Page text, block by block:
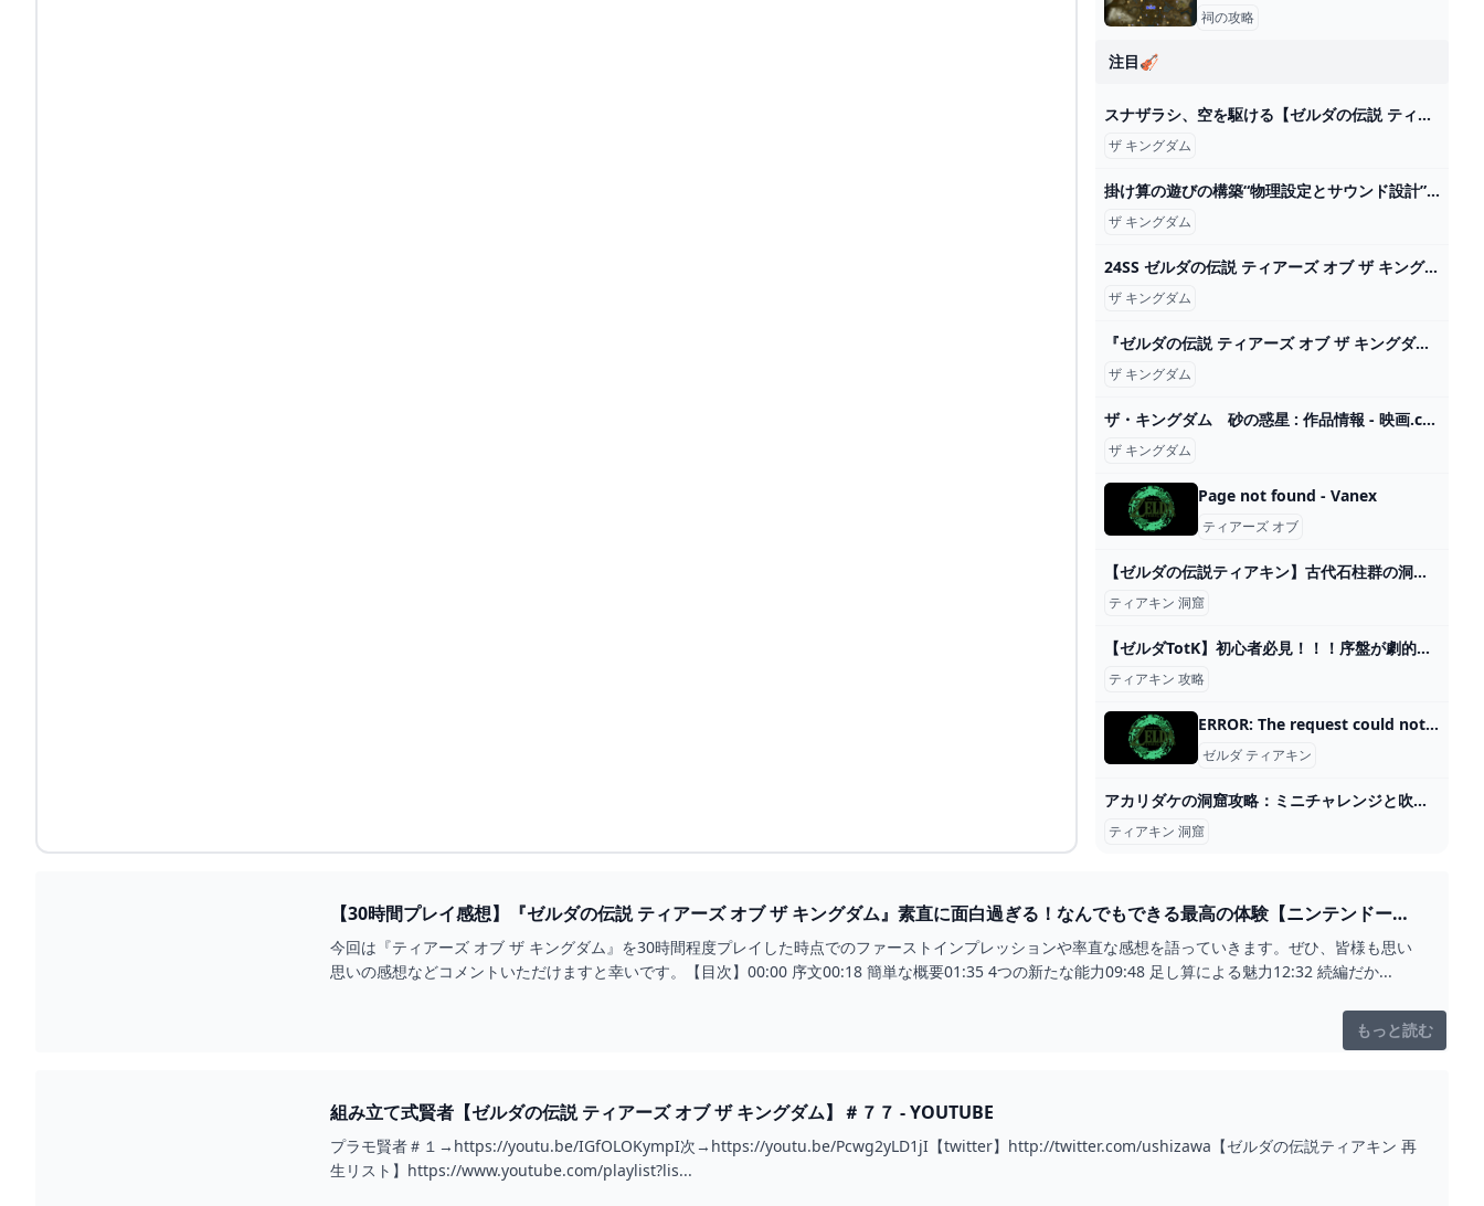
祠の攻略
注目🎻
スナザラシ、空を駆ける【ゼルダの伝説 ティアーズ オブ ザ キングダム】＃４９ - YouTube
ザ キングダム
掛け算の遊びの構築“物理設定とサウンド設計”『ゼルダの伝説 ティアーズ オブ ザ キングダム』GDC講演映像が公開 – Nintendo DREAM WEB
ザ キングダム
24SS ゼルダの伝説 ティアーズ オブ ザ キングダム UT - YouTube
ザ キングダム
『ゼルダの伝説 ティアーズ オブ ザ キングダム』実機プレイ感想！すべて、あなたの想像力次第 - YouTube
ザ キングダム
ザ・キングダム 砂の惑星 : 作品情報 - 映画.com
ザ キングダム
Page not found - Vanex
ティアーズ オブ
【ゼルダの伝説ティアキン】古代石柱群の洞窟(マヨイ） - YouTube
ティアキン 洞窟
【ゼルダTotK】初心者必見！！！序盤が劇的に楽になる必須級のテクニックを10個紹介！！！【ゼルダの伝説 ティアーズオブザキングダム】【攻略・解説】 - YouTube
ティアキン 攻略
ERROR: The request could not be satisfied
ゼルダ ティアキン
アカリダケの洞窟攻略：ミニチャレンジと吹雪の服、そしてマヨイの場所 #ティアキン #ゼルダの伝説ティアーズオブザキングダム #洞窟に光るキノコ - YouTube
ティアキン 洞窟
【30時間プレイ感想】『ゼルダの伝説 ティアーズ オブ ザ キングダム』素直に面白過ぎる！なんでもできる最高の体験【ニンテンドース
イッチ】 - YOUTUBE
今回は『ティアーズ オブ ザ キングダム』を30時間程度プレイした時点でのファーストインプレッションや率直な感想を語っていきます。ぜひ、皆様も思い
思いの感想などコメントいただけますと幸いです。【目次】00:00 序文00:18 簡単な概要01:35 4つの新たな能力09:48 足し算による魅力12:32 続編だか...
もっと読む
組み立て式賢者【ゼルダの伝説 ティアーズ オブ ザ キングダム】＃７７ - YOUTUBE
プラモ賢者＃１→https://youtu.be/IGfOLOKympI次→https://youtu.be/Pcwg2yLD1jI【twitter】http://twitter.com/ushizawa【ゼルダの伝説ティアキン 再
生リスト】https://www.youtube.com/playlist?lis...